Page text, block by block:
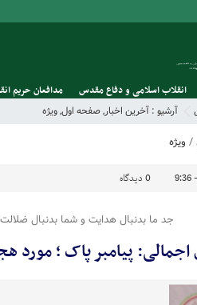
انقلاب اسلامی و دفاع مقدس مدافعان حریم
آرشیو : آخرین اخبار,صفحه اول,ویژه
/ ویژه
0 دیدگاه
جد ما بدنبال هدایت و شما بدنبال ضلالت
اجمالی: پیامبر پاک ؛ مورد